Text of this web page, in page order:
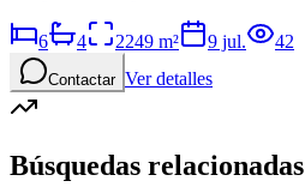
6 4 2249 m² 9 jul. 42
Contactar Ver detalles
Búsquedas relacionadas